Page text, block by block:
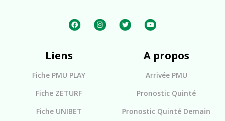
Liens
Fiche PMU PLAY
Fiche ZETURF
Fiche UNIBET
A propos
Arrivée PMU
Pronostic Quinté
Pronostic Quinté Demain